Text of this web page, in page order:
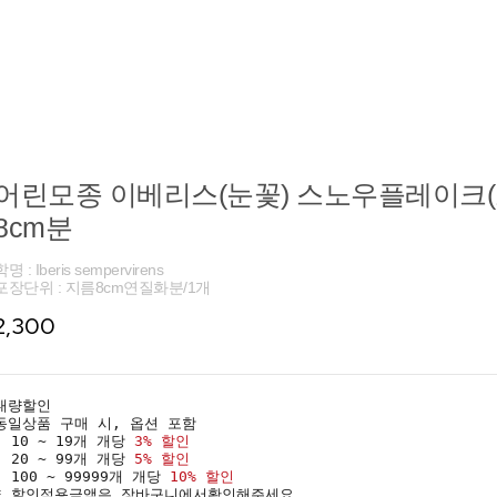
린모종 이베리스(눈꽃) 스노우플레이크
분
명 : Iberis sempervirens
장단위 : 지름8cm연질화분/1개
량할인
일상품 구매 시, 옵션 포함
10 ~ 19개 개당 3% 할인
20 ~ 99개 개당 5% 할인
100 ~ 99999개 개당 10% 할인